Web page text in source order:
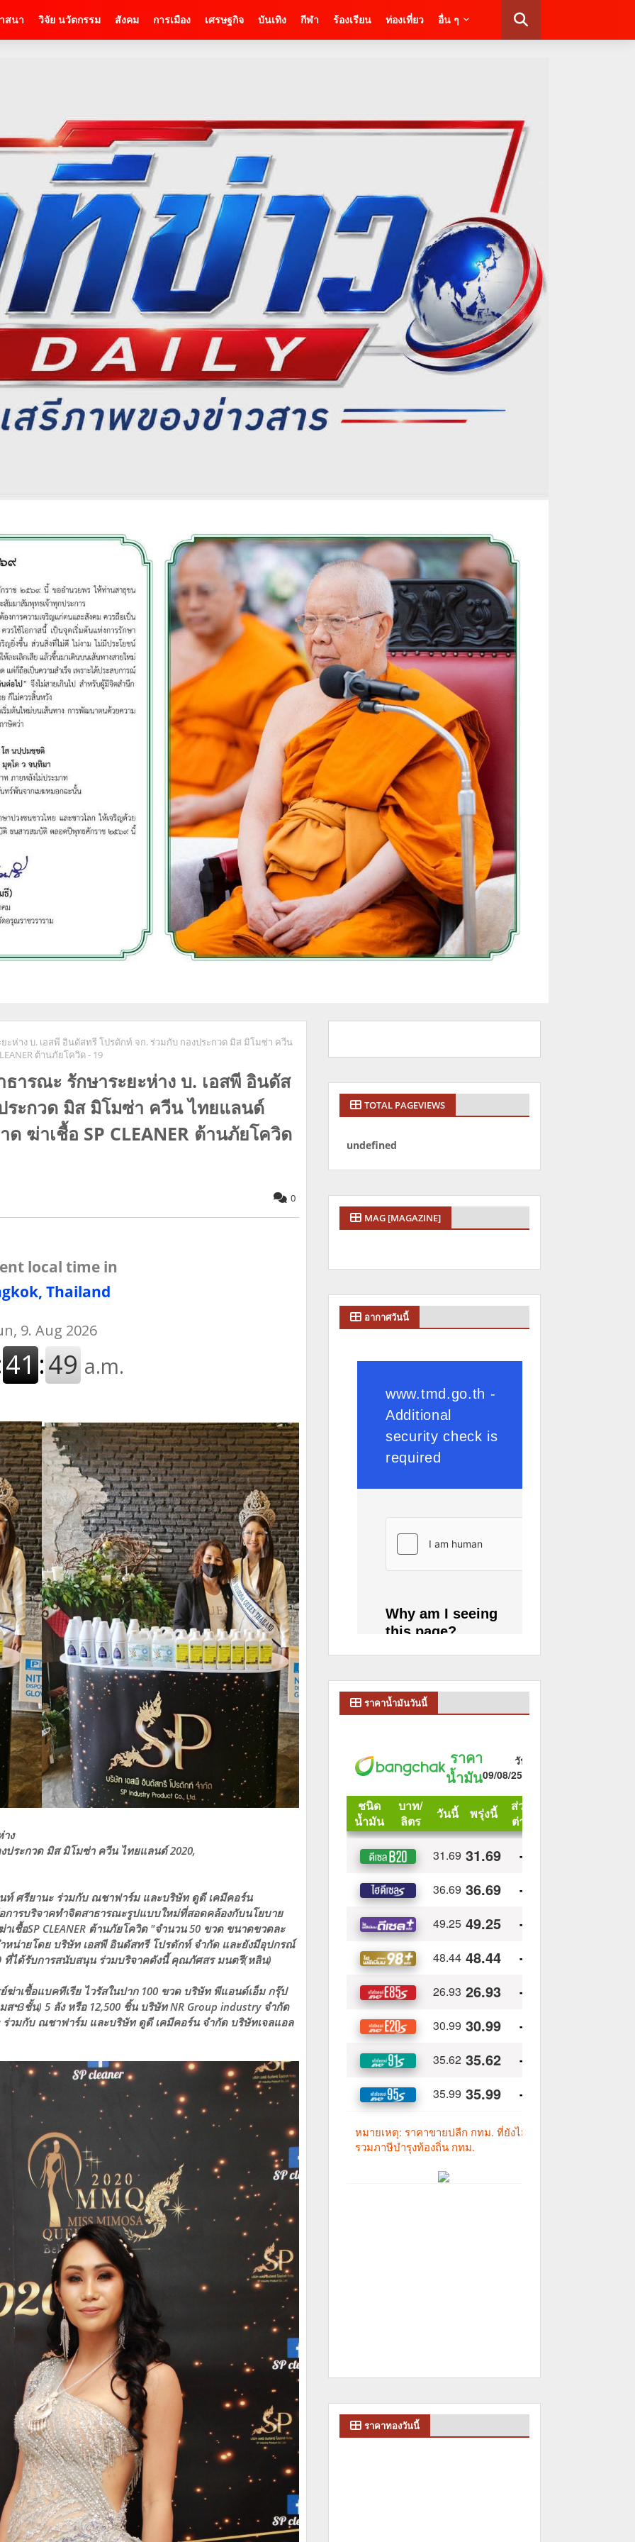
สนา วิจัย นวัตกรรม สังคม การเมือง เศรษฐกิจ บันเทิง กีฬา ร้องเรียน ท่องเที่ยว อื่น ๆ
ยะห่าง บ. เอสพี อินดัสทรี โปรดักท์ จก. ร่วมกับ กองประกวด มิส มิโมซ่า ควีน
ต้านภัยโควิด - 19
ธารณะ รักษาระยะห่าง บ. เอสพี อินดัส
ระกวด มิส มิโมซ่า ควีน ไทยแลนด์
ฆ่าเชื้อ SP CLEANER ต้านภัยโควิด
0
local time in
Thailand
าง
ระกวด มิส มิโมซ่า ควีน ไทยแลนด์ 2020,
ศรียานะ ร่วมกับ ณชาฟาร์ม และบริษัท ดูดี เคมีคอร์น
การบริจาคทำจิตสาธารณะรูปแบบใหม่ที่สอดคล้องกับนโยบาย
ชื้อSP CLEANER ต้านภัยโควิด "จำนวน 50 ขวด ขนาดขวดละ
น่ายโดย บริษัท เอสพี อินดัสทรี โปรดักท์ จำกัด และยังมีอุปกรณ์
ได้รับการสนับสนุน ร่วมบริจาคดังนี้ คุณภัศสร มนตรี(หลิน)
าเชื้อแบคทีเรีย ไวรัสในปาก 100 ขวด บริษัท พีแอนด์เอ็ม กรุ๊ป
ฯ3ชั้น) 5 ลัง หรือ 12,500 ชิ้น บริษัท NR Group industry จำกัด
วมกับ ณชาฟาร์ม และบริษัท ดูดี เคมีคอร์น จำกัด บริษัทเจลแอล
TOTAL PAGEVIEWS
undefned
MAG [MAGAZINE]
อากาศวันนี้
ราคาน้ำมันวันนี้
ราคาทองวันนี้